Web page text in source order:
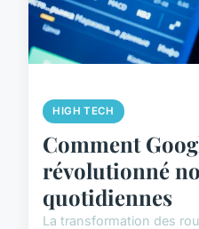
HIGH TECH
Comment
révolutionné
quotidiennes
La transformation des